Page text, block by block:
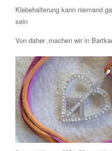
Klebehalterung kann niemand
sein
Von daher ‚machen wir in